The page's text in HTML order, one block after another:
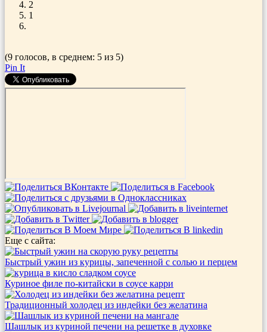
2
1
(9 голосов, в среднем: 5 из 5)
Pin It
Еще с сайта:
Быстрый ужин из курицы, запеченной с солью и перцем
Куриное филе по-китайски в соусе карри
Традиционный холодец из индейки без желатина
Шашлык из куриной печени на решетке в духовке